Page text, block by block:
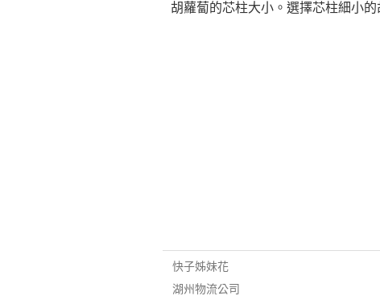
胡蘿蔔的芯柱大小。選擇芯柱細小
快子姊妹花
湖州物流公司